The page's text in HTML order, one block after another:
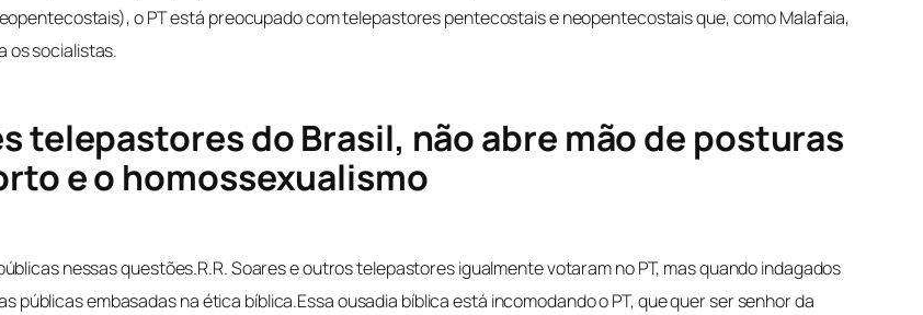
o PT está preocupado com telepastores pentecostais e neopentecostais que, como Malafaia,
os socialistas.
telepastores do Brasil, não abre mão de posturas
e o homossexualismo
nessas questões.R.R. Soares e outros telepastores igualmente votaram no PT, mas quando indagados
embasadas na ética bíblica.Essa ousadia bíblica está incomodando o PT, que quer ser senhor da